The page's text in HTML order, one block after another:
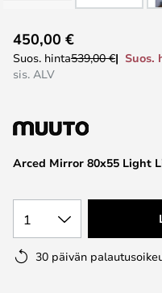
to
the
the
gallery
Arced Mirror 80x55 Light
450,00 €
Suos. hinta539,00 €
Suos.
sis. ALV
1
30 päivän